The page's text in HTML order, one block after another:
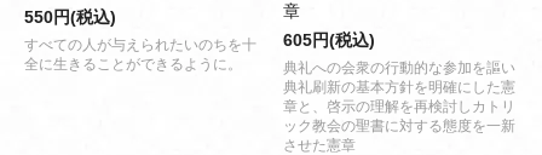
550円(税込)
すべての人が与えられたいのちを十
全に生きることができるように。
章
605円(税込)
典礼への会衆の行動的な参加を謳い
典礼刷新の基本方針を明確にした憲
章と、啓示の理解を再検討しカトリ
ック教会の聖書に対する態度を一新
させた憲章